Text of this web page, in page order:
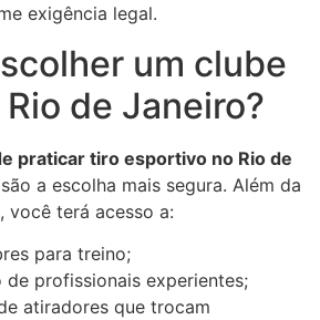
exigência legal.
um clube
de Janeiro?
praticar tiro esportivo no Rio de
a escolha mais segura. Além da
você terá acesso a:
para treino;
profissionais experientes;
atiradores que trocam